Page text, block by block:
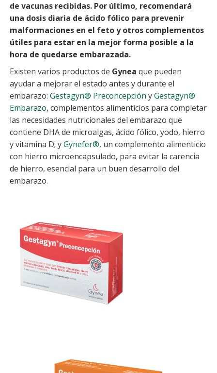
de vacunas recibidas. Por último, recomendará
una dosis diaria de ácido fólico para prevenir
malformaciones en el feto y otros complementos
útiles para estar en la mejor forma posible a la
hora de quedarse embarazada.
Existen varios productos de Gynea que pueden
ayudar a mejorar el estado antes y durante el
embarazo: Gestagyn® Preconcepción yGestagyn®
Embarazo, complementos alimenticios para completar
las necesidades nutricionales del embarazo que
contiene DHA de microalgas, ácido fólico, yodo, hierro
y vitamina D; yGynefer®, un complemento alimenticio
con hierro microencapsulado, para evitar la carencia
de hierro, esencial para un buen desarrollo del
embarazo.